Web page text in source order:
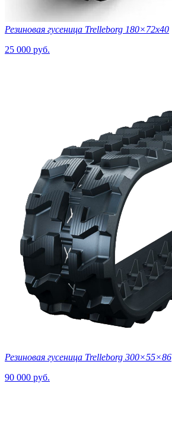
Резиновая гусеница Trelleborg 180×72х40
25 000 руб.
Резиновая гусеница Trelleborg 300×55×86
90 000 руб.